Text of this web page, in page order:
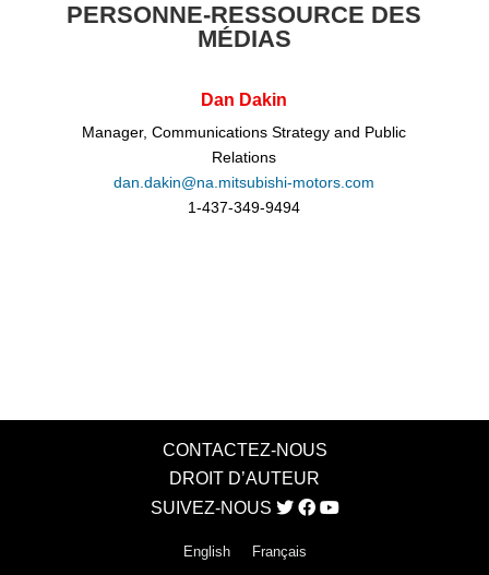
PERSONNE-RESSOURCE DES
MÉDIAS
Dan Dakin
Manager, Communications Strategy and Public
Relations
dan.dakin@na.mitsubishi-motors.com
1-437-349-9494
CONTACTEZ-NOUS
DROIT D’AUTEUR
SUIVEZ-NOUS
English Français